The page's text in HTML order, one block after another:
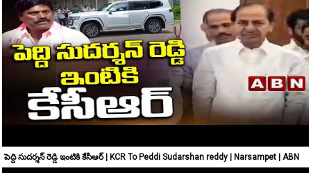
పెద్ది సుదర్శన్ రెడ్డి ఇంటికి కేసీఆర్ | KCR To Peddi Sudarshan reddy | Narsampet | ABN